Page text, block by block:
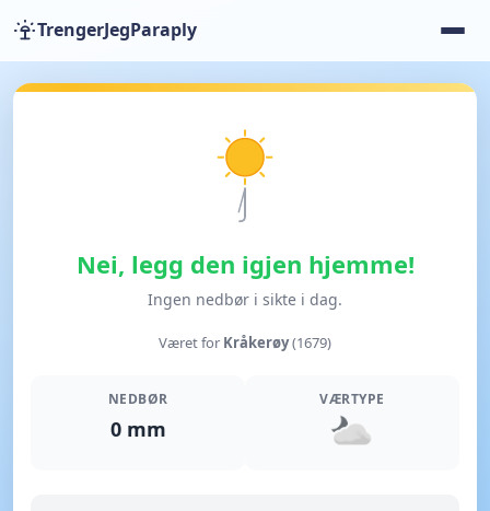
TrengerJegParaply
Nei, legg den igjen hjemme!
Ingen nedbør i sikte i dag.
Været for Kråkerøy(1679)
NEDBØR
0 mm
VÆRTYPE